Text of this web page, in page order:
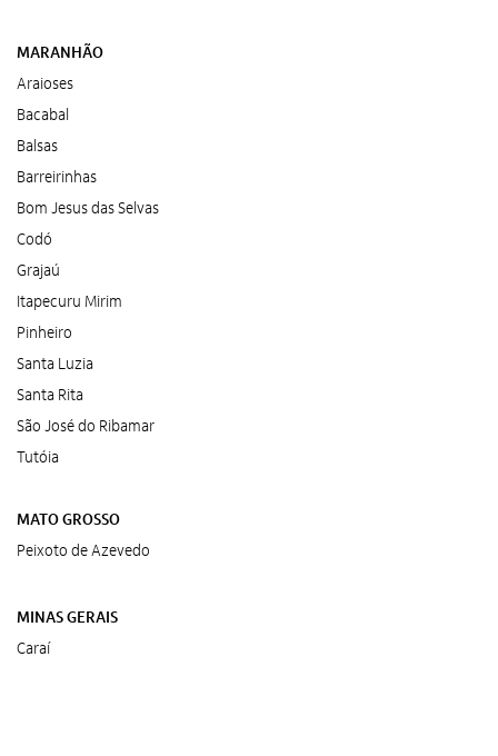
Termos de Uso e Política de
Privacidade
MARANHÃO
Araioses
Bacabal
Balsas
Barreirinhas
Bom Jesus das Selvas
Codó
Grajaú
Itapecuru Mirim
Pinheiro
Santa Luzia
Santa Rita
São José do Ribamar
Tutóia
MATO GROSSO
Peixoto de Azevedo
MINAS GERAIS
Caraí